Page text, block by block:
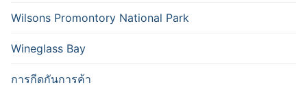
Wilsons Promontory National Park
Wineglass Bay
การกีดกันการค้า